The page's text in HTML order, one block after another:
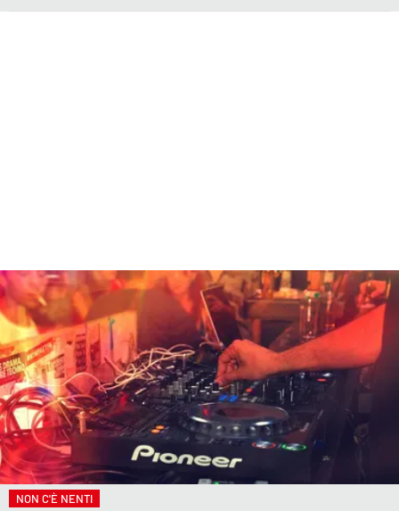
LACITYMAG.IT
ILREGGINO.IT
COSENZACHANNEL.IT
ILVIBONESE.IT
CATANZAROCHANNEL.IT
LACAPITALENEWS.IT
NON C'È NENTI